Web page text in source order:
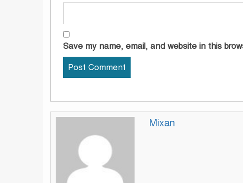
Save my name, email, and website in this
Mixan